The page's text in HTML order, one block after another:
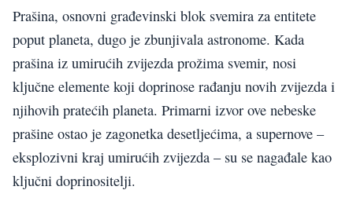
Prašina, osnovni građevinski blok svemira za entitete
poput planeta, dugo je zbunjivala astronome. Kada
prašina iz umirućih zvijezda prožima svemir, nosi
ključne elemente koji doprinose rađanju novih zvijezda i
njihovih pratećih planeta. Primarni izvor ove nebeske
prašine ostao je zagonetka desetljećima, a supernove –
eksplozivni kraj umirućih zvijezda – su se nagađale kao
ključni doprinositelji.